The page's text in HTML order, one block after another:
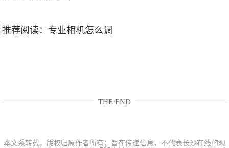
推荐阅读： 专业相机怎么调
THE END
本文系转载，版权归原作者所有；旨在传递信息，不代表长沙在线的观